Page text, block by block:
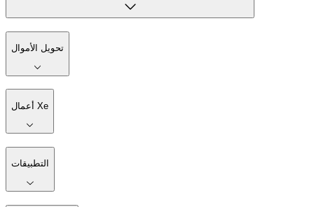
تحويل الأموال
أعمال Xe
التطبيقات